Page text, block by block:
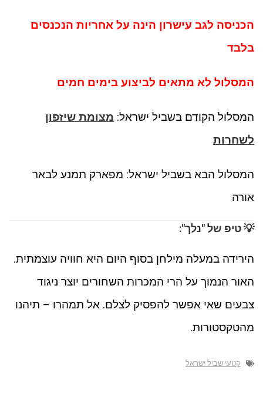
הכניסה לגב עישרון הינה על אחריות הנכנסים
בלבד
המסלול לא מתאים לביצוע בימים חמים
המסלול הקודם בשביל ישראל: מצומת שיזפון
לשחרות
המסלול הבא בשביל ישראל: מפארק תמנע לבאר
אורה
💡 טיפ של "נלך":
הירידה במעלה מילחן בסוף היום היא חוויה עוצמתית.
האור הנמוך על הרי המכרות השחורים יוצר ניגוד
צבעים שאי אפשר להפסיק לצלם. אל תמהרו – תיהנו
מהטקסטורות.
קטעי שביל ישראל